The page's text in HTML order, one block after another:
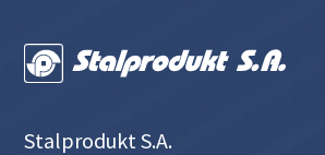
Stalprodukt S.A.